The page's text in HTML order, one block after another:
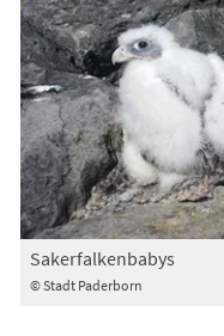
© Stadt Paderborn
Sakerfalkenbabys